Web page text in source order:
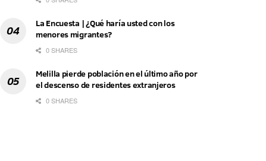
La Encuesta | ¿Qué haría usted con los
menores migrantes?
0 SHARES
Melilla pierde población en el último año por
el descenso de residentes extranjeros
0 SHARES